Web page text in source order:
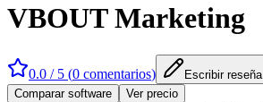
VBOUT Marketing
0.0 / 5 (0 comentarios)
Escribir reseña
Comparar software
Ver precio